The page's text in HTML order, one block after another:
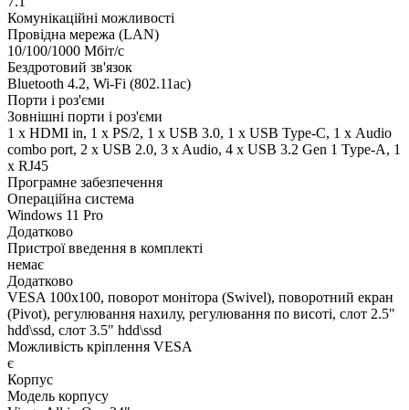
Комунікаційні можливості
Провідна мережа (LAN)
10/100/1000 Мбіт/с
Бездротовий зв'язок
Bluetooth 4.2, Wi-Fi (802.11ac)
Порти і роз'єми
Зовнішні порти і роз'єми
1 x HDMI in, 1 x PS/2, 1 x USB 3.0, 1 x USB Type-C, 1 х Audio
combo port, 2 x USB 2.0, 3 x Audio, 4 x USB 3.2 Gen 1 Type-A, 1
x RJ45
Програмне забезпечення
Операційна система
Windows 11 Pro
Додатково
Пристрої введення в комплекті
немає
Додатково
VESA 100x100, поворот монітора (Swivel), поворотний екран
(Pivot), регулювання нахилу, регулювання по висоті, слот 2.5"
hdd\ssd, слот 3.5" hdd\ssd
Можливість кріплення VESA
є
Корпус
Модель корпусу